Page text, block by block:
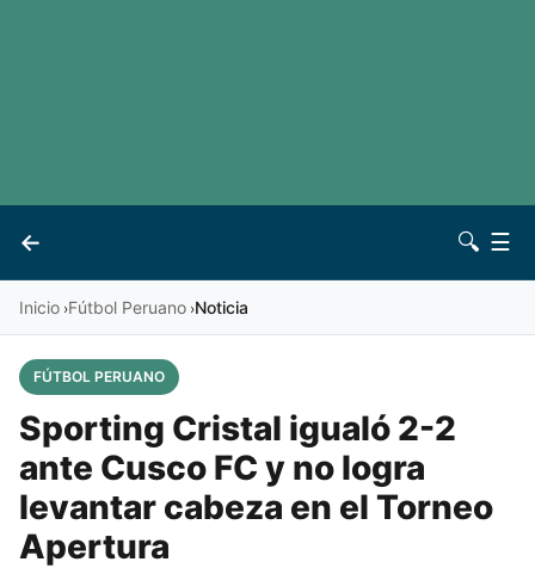
←
Vives 🔍 ☰
Inicio ›Fútbol Peruano ›Noticia
FÚTBOL PERUANO
Sporting Cristal igualó 2-2
ante Cusco FC y no logra
levantar cabeza en el Torneo
Apertura